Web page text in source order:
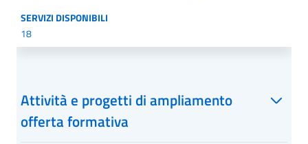
SERVIZI DISPONIBILI
18
Attività e progetti di ampliamento
offerta formativa